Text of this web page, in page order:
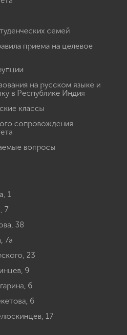
семей
приема на целевое
на русском языке и
в Республике Индия
классы
сопровождения
вопросы
1
7
38
7а
23
9
6
6
17